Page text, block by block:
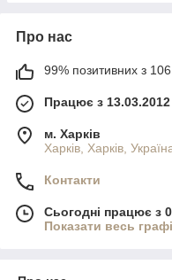
Про нас
99% позитивних з 106
Працює з 13.03.2012
м. Харків
Харків, Харків,
Контакти
Сьогодні працює з
Показати весь